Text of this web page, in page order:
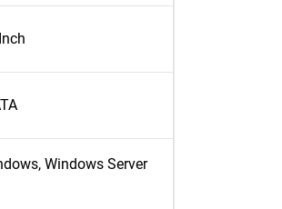
Windows Server